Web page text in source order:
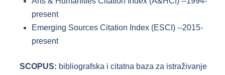
present
Emerging Sources Citation Index (ESCI) --2015-
present
SCOPUS: bibliografska i citatna baza za istraživanje